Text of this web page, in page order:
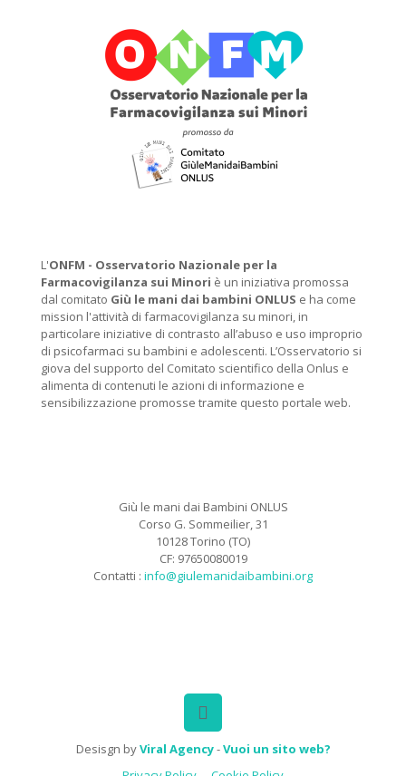
L'ONFM - Osservatorio Nazionale per la
Farmacovigilanza sui Minori è un iniziativa promossa
dal comitato Giù le mani dai bambini ONLUS e ha come
mission l'attività di farmacovigilanza su minori, in
particolare iniziative di contrasto all’abuso e uso improprio
di psicofarmaci su bambini e adolescenti. L’Osservatorio si
giova del supporto del Comitato scientifico della Onlus e
alimenta di contenuti le azioni di informazione e
sensibilizzazione promosse tramite questo portale web.
Giù le mani dai Bambini ONLUS
Corso G. Sommeilier, 31
10128 Torino (TO)
CF: 97650080019
Contatti : info@giulemanidaibambini.org
Desisgn byViral Agency-Vuoi un sito web?